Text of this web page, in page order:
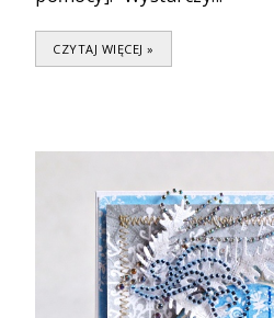
CZYTAJ WIĘCEJ »